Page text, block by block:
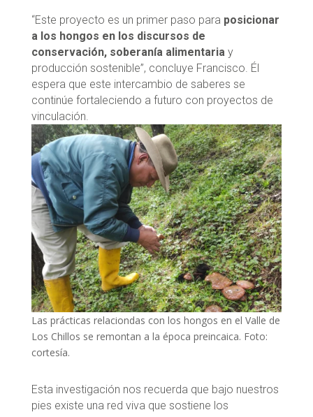
“Este proyecto es un primer paso para posicionar
a los hongos en los discursos de
conservación, soberanía alimentaria y
producción sostenible”, concluye Francisco. Él
espera que este intercambio de saberes se
continúe fortaleciendo a futuro con proyectos de
vinculación.
Las prácticas relaciondas con los hongos en el Valle de
Los Chillos se remontan a la época preincaica. Foto:
cortesía.
Esta investigación nos recuerda que bajo nuestros
pies existe una red viva que sostiene los